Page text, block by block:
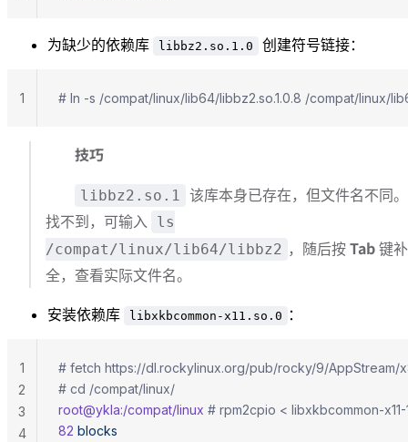
为缺少的依赖库 libbz2.so.1.0 创建符号链接：
# ln -s /compat/linux/lib64/libbz2.so.1.0.8 /compat/linux/
1
技巧
libbz2.so.1
该库本身已存在，但文件名不同
找不到，可输入
ls
/compat/linux/lib64/libbz2 ，随后按 Tab 键补
全，查看实际文件名。
安装依赖库 libxkbcommon-x11.so.0 ：
# cd /compat/linux/
root@ykla:/compat/linux
82 blocks
1
2
3
4